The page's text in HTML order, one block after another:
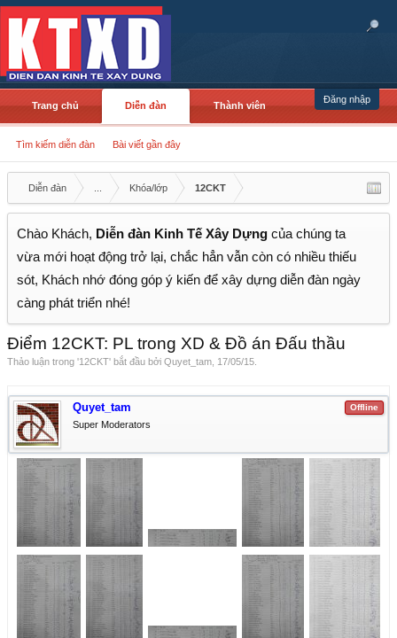
Đăng nhập
Trang chủ Diễn đàn
Tìm kiếm diễn đàn Bài viết gần đây
Thành viên
Diễn đàn Khóa/lớp 12CKT
Chào Khách, Diễn đàn Kinh Tế Xây Dựng của chúng ta
vừa mới hoạt động trở lại, chắc hẳn vẫn còn có nhiều thiếu
sót, Khách nhớ đóng góp ý kiến để xây dựng diễn đàn ngày
càng phát triển nhé!
Điểm 12CKT: PL trong XD & Đồ án Đấu thầu
Thảo luận trong '12CKT' bắt đầu bởi Quyet_tam 17/05/15
Offline
Quyet_tam
Super Moderators